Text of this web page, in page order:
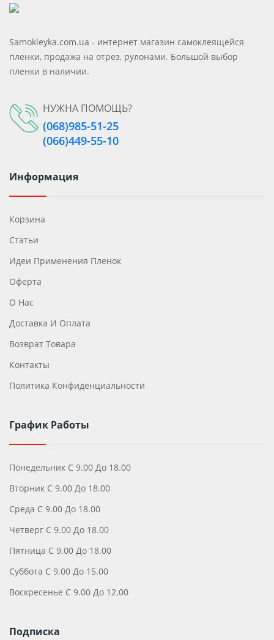
Samokleyka.com.ua - интернет магазин самоклеящейся
пленки, продажа на отрез, рулонами. Большой выбор
пленки в наличии.
НУЖНА ПОМОЩЬ?
(068)985-51-25
(066)449-55-10
Информация
Корзина
Статьи
Идеи Применения Пленок
Оферта
О Нас
Доставка И Оплата
Возврат Товара
Контакты
Политика Конфиденциальности
График Работы
Понедельник С 9.00 До 18.00
Вторник С 9.00 До 18.00
Среда С 9.00 До 18.00
Четверг С 9.00 До 18.00
Пятница С 9.00 До 18.00
Суббота С 9.00 До 15.00
Воскресенье С 9.00 До 12.00
Подписка